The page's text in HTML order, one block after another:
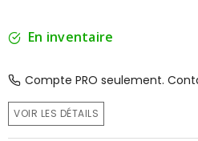
En inventaire
Compte PRO seulement.
VOIR LES DÉTAILS